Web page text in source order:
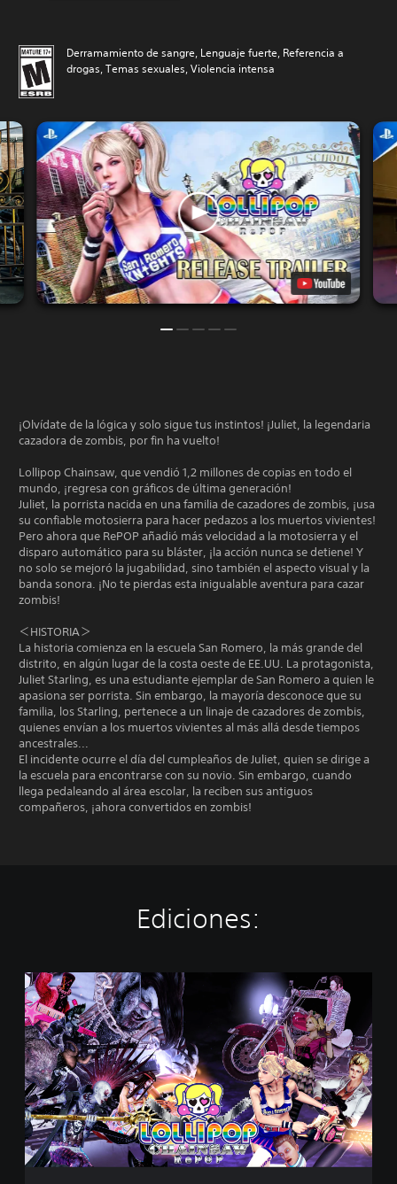
Derramamiento de sangre, Lenguaje fuerte, Referencia a
drogas, Temas sexuales, Violencia intensa
¡Olvídate de la lógica y solo sigue tus instintos! ¡Juliet, la legendaria
cazadora de zombis, por fin ha vuelto!
Lollipop Chainsaw, que vendió 1,2 millones de copias en todo el
mundo, ¡regresa con gráficos de última generación!
Juliet, la porrista nacida en una familia de cazadores de zombis, ¡usa
su confiable motosierra para hacer pedazos a los muertos vivientes!
Pero ahora que RePOP añadió más velocidad a la motosierra y el
disparo automático para su bláster, ¡la acción nunca se detiene! Y
no solo se mejoró la jugabilidad, sino también el aspecto visual y la
banda sonora. ¡No te pierdas esta inigualable aventura para cazar
zombis!
＜HISTORIA＞
La historia comienza en la escuela San Romero, la más grande del
distrito, en algún lugar de la costa oeste de EE.UU. La protagonista,
Juliet Starling, es una estudiante ejemplar de San Romero a quien le
apasiona ser porrista. Sin embargo, la mayoría desconoce que su
familia, los Starling, pertenece a un linaje de cazadores de zombis,
quienes envían a los muertos vivientes al más allá desde tiempos
ancestrales...
El incidente ocurre el día del cumpleaños de Juliet, quien se dirige a
la escuela para encontrarse con su novio. Sin embargo, cuando
llega pedaleando al área escolar, la reciben sus antiguos
compañeros, ¡ahora convertidos en zombis!
Ediciones:
L
O
L
L
I
P
O
P
C
H
A
I